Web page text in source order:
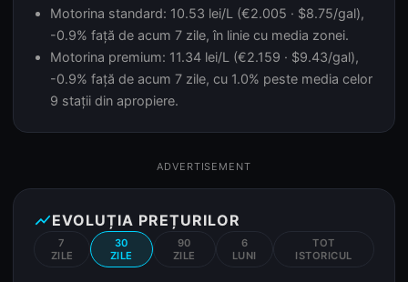
Motorina standard: 10.53 lei/L (€2.005 · $8.75/gal),
-0.9% față de acum 7 zile, în linie cu media zonei.
Motorina premium: 11.34 lei/L (€2.159 · $9.43/gal),
-0.9% față de acum 7 zile, cu 1.0% peste media celor
9 stații din apropiere.
ADVERTISEMENT
show_chartEVOLUȚIA PREȚURILOR
7
ZILE
30
ZILE
90
ZILE
6
LUNI
TOT
ISTORICUL